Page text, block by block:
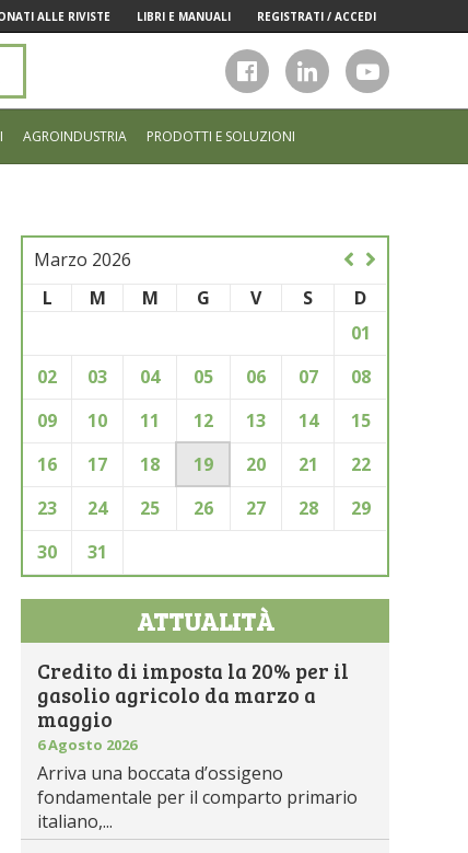
ALLE RIVISTE LIBRI E MANUALI REGISTRATI / ACCEDI
sito
AGROINDUSTRIA PRODOTTI E SOLUZIONI
Marzo 2026
L
M M G V S
D
01
02
03 04 05 06 07
08
09
10 11 12 13 14
15
16
17 18 19 20 21
22
23
24 25 26 27 28
29
30
31
ATTUALITÀ
Credito di imposta la 20% per il
gasolio agricolo da marzo a
maggio
6 Agosto 2026
Arriva una boccata d’ossigeno
fondamentale per il comparto primario
italiano,...